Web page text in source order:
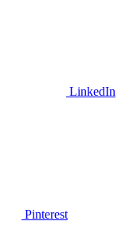
LinkedIn
Pinterest